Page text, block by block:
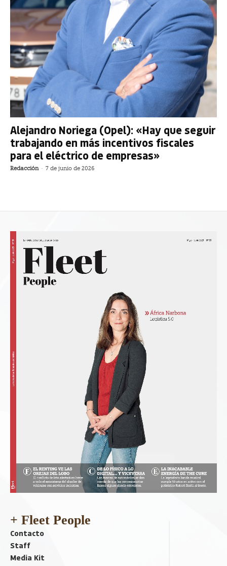
Alejandro Noriega (Opel): «Hay que seguir
trabajando en más incentivos fiscales
para el eléctrico de empresas»
Redacción - 7 de junio de 2026
+ Fleet People
Contacto
Staff
Media Kit